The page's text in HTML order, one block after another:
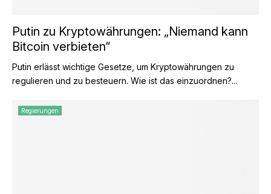
Putin zu Kryptowährungen: „Niemand kann
Bitcoin verbieten“
Putin erlässt wichtige Gesetze, um Kryptowährungen zu
regulieren und zu besteuern. Wie ist das einzuordnen?...
Regierungen